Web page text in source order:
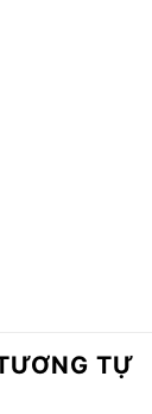
TỰ